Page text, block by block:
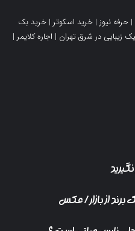
| حرفه نیوز | خرید اسکوتر | خرید بک
زیبایی در شرق تهران | اجاره کلایمر |
از بازار/ عکس